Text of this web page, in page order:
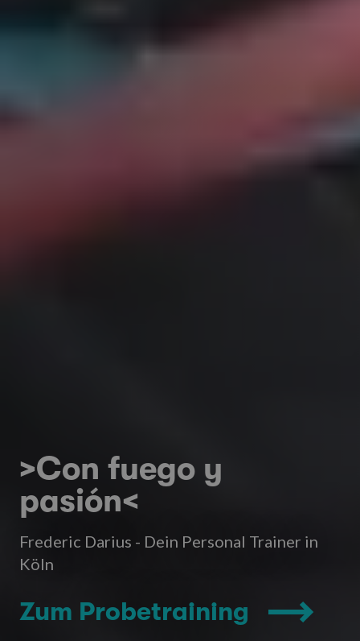
>Con fuego y
pasión<
Frederic Darius - Dein Personal Trainer in
Köln
Zum Probetraining